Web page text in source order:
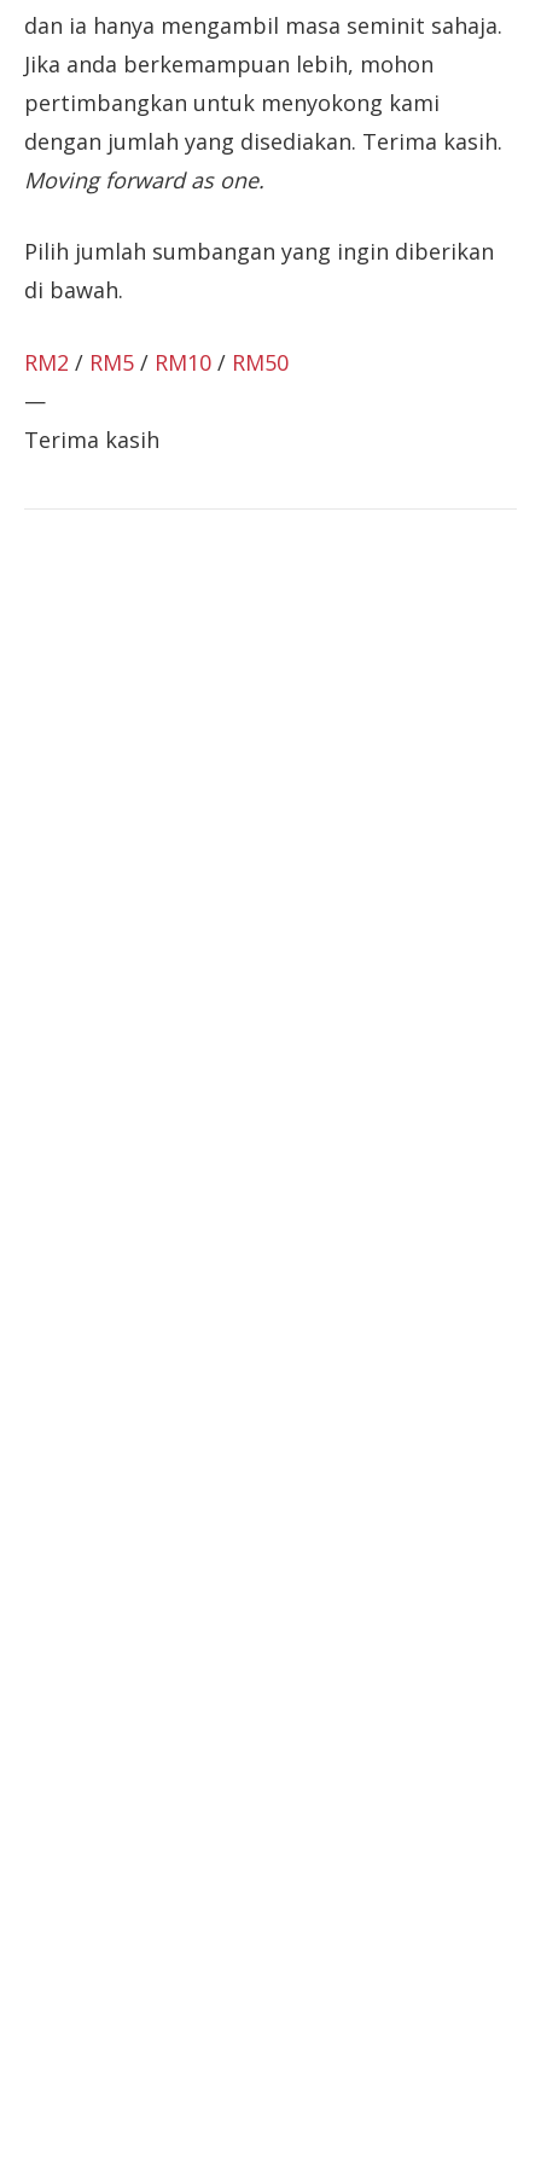
dan ia hanya mengambil masa seminit sahaja.
Jika anda berkemampuan lebih, mohon
pertimbangkan untuk menyokong kami
dengan jumlah yang disediakan. Terima kasih.
Moving forward as one.
Pilih jumlah sumbangan yang ingin diberikan
di bawah.
RM2 / RM5 / RM10 / RM50
—
Terima kasih